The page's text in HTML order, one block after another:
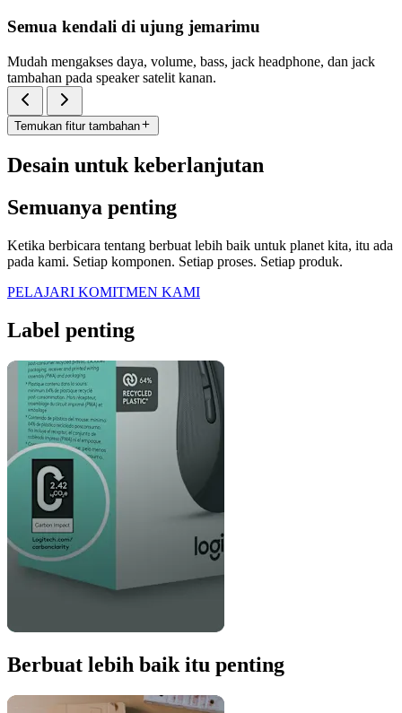
Semua kendali di ujung jemarimu
Mudah mengakses daya, volume, bass, jack headphone, dan jack
tambahan pada speaker satelit kanan.
Temukan fitur tambahan
Desain untuk keberlanjutan
Semuanya penting
Ketika berbicara tentang berbuat lebih baik untuk planet kita, itu ada
pada kami. Setiap komponen. Setiap proses. Setiap produk.
PELAJARI KOMITMEN KAMI
Label penting
Berbuat lebih baik itu penting